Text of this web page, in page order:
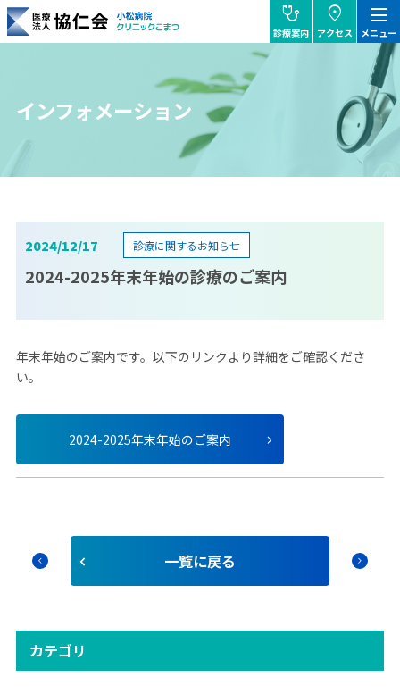
協仁会小松病院
stethoscope
診療案内
location_on
アクセス
dehaze
メニュー
インフォメーション
カテゴリ
2024/12/17
2024-2025年末年始の診療のご案内
診療に関するお知らせ
年末年始のご案内です。以下のリンクより詳細をご確認くださ
い。
2024-2025年末年始のご案内
chevron_left ⼀覧に戻る chevron_right